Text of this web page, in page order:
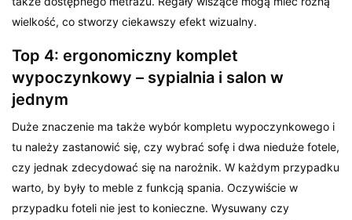
wielkość, co stworzy ciekawszy efekt wizualny.
Top 4: ergonomiczny komplet
wypoczynkowy – sypialnia i salon w
jednym
Duże znaczenie ma także wybór kompletu wypoczynkowego i
tu należy zastanowić się, czy wybrać sofę i dwa nieduże fotele,
czy jednak zdecydować się na narożnik. W każdym przypadku
warto, by były to meble z funkcją spania. Oczywiście w
przypadku foteli nie jest to konieczne. Wysuwany czy